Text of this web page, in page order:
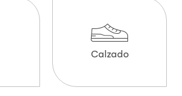
Calzado